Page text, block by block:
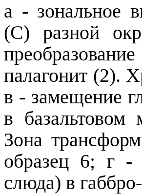
а - зональное
(С) разной
палагонит (2).
в - замещение
в базальтовом
Зона
образец 6; г -
слюда) в